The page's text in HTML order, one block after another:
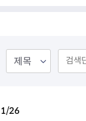
장안2동 자치회관
전농1동 자치회관
청량리동 자치회관
1/26